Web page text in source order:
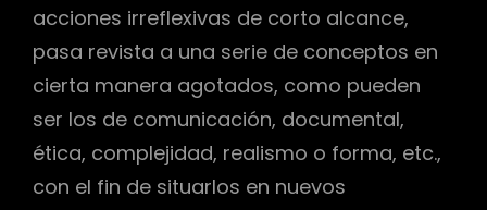
acciones irreflexivas de corto alcance,
pasa revista a una serie de conceptos en
cierta manera agotados, como pueden
ser los de comunicación, documental,
ética, complejidad, realismo o forma, etc.,
con el fin de situarlos en nuevos